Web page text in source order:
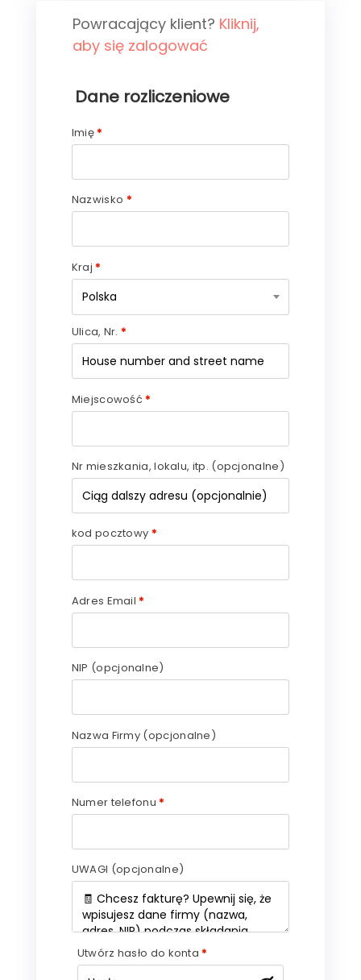
Powracający klient? Kliknij,
aby się zalogować
Dane rozliczeniowe
Imię*
Nazwisko *
Kraj*
Polska
Ulica, Nr.*
Miejscowość*
Nr mieszkania, lokalu, itp. (opcjonalne)
kod pocztowy *
Adres Email*
NIP (opcjonalne)
Nazwa Firmy (opcjonalne)
Numer telefonu*
UWAGI (opcjonalne)
Utwórz hasło do konta*